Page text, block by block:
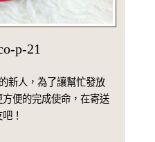
p-21
新人，為了讓幫忙發放
便的完成使命，在寄送
！